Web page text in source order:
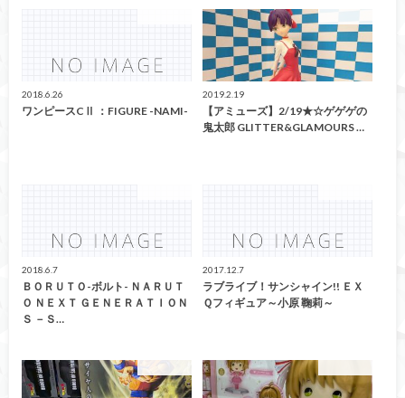
2018.6.26
ワンピースCⅡ ：FIGURE -NAMI-
2019.2.19
【アミューズ】2/19★☆ゲゲゲの
鬼太郎 GLITTER&GLAMOURS …
2018.6.7
ＢＯＲＵＴＯ-ボルト- ＮＡＲＵＴ
Ｏ ＮＥＸＴ ＧＥＮＥＲＡＴＩＯＮ
Ｓ －Ｓ…
2017.12.7
ラブライブ！サンシャイン!! ＥＸ
Ｑフィギュア～小原 鞠莉～